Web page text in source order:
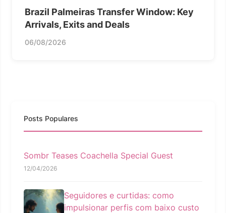
Brazil Palmeiras Transfer Window: Key
Arrivals, Exits and Deals
06/08/2026
Posts Populares
Sombr Teases Coachella Special Guest
12/04/2026
Seguidores e curtidas: como
impulsionar perfis com baixo custo